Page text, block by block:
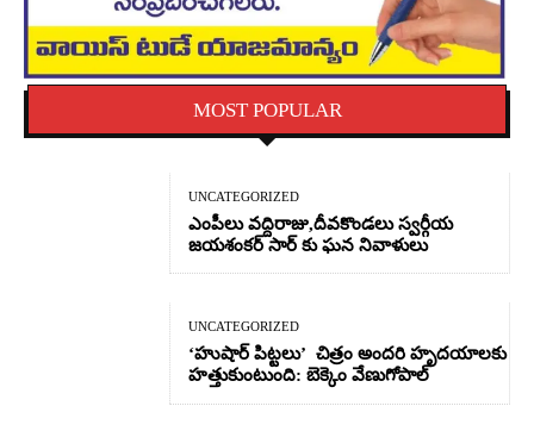
MOST POPULAR
UNCATEGORIZED
ఎంపీలు వద్దిరాజు,దీవకొండలు స్వర్గీయ
జయశంకర్ సార్ కు ఘన నివాళులు
UNCATEGORIZED
‘హుషార్‌ పిట్టలు’ చిత్రం అందరి హృదయాలకు
హత్తుకుంటుంది: బెక్కెం వేణుగోపాల్‌